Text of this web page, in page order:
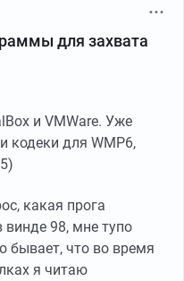
для захвата
и VMWare. Уже
кодеки для WMP6,
какая прога
винде 98, мне тупо
бывает, что во время
я читаю